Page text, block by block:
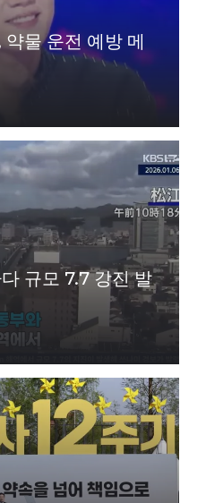
약물 운전 예방 메
규모 7.7 강진 발